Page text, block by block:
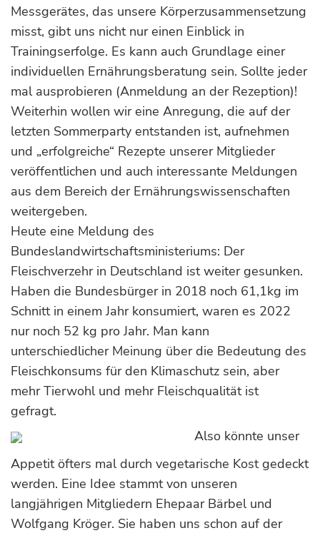
Messgerätes, das unsere Körperzusammensetzung
misst, gibt uns nicht nur einen Einblick in
Trainingserfolge. Es kann auch Grundlage einer
individuellen Ernährungsberatung sein. Sollte jeder
mal ausprobieren (Anmeldung an der Rezeption)!
Weiterhin wollen wir eine Anregung, die auf der
letzten Sommerparty entstanden ist, aufnehmen
und „erfolgreiche“ Rezepte unserer Mitglieder
veröffentlichen und auch interessante Meldungen
aus dem Bereich der Ernährungswissenschaften
weitergeben.
Heute eine Meldung des
Bundeslandwirtschaftsministeriums: Der
Fleischverzehr in Deutschland ist weiter gesunken.
Haben die Bundesbürger in 2018 noch 61,1kg im
Schnitt in einem Jahr konsumiert, waren es 2022
nur noch 52 kg pro Jahr. Man kann
unterschiedlicher Meinung über die Bedeutung des
Fleischkonsums für den Klimaschutz sein, aber
mehr Tierwohl und mehr Fleischqualität ist
gefragt.
Also könnte unser
Appetit öfters mal durch vegetarische Kost gedeckt
werden. Eine Idee stammt von unseren
langjährigen Mitgliedern Ehepaar Bärbel und
Wolfgang Kröger. Sie haben uns schon auf der